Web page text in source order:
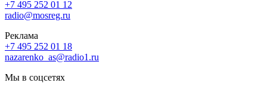
+7 495 252 01 12
radio@mosreg.ru
Реклама
+7 495 252 01 18
nazarenko_as@radio1.ru
Мы в соцсетях